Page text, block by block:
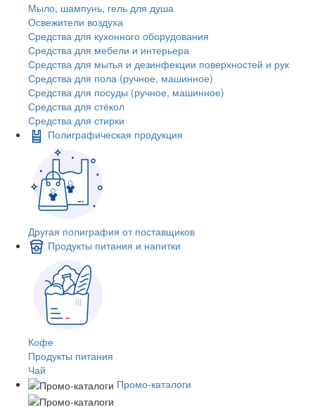
Мыло, шампунь, гель для душа
Освежители воздуха
Средства для кухонного оборудования
Средства для мебели и интерьера
Средства для мытья и дезинфекции поверхностей и рук
Средства для пола (ручное, машинное)
Средства для посуды (ручное, машинное)
Средства для стёкол
Средства для стирки
Полиграфическая продукция
Другая полиграфия от поставщиков
Продукты питания и напитки
Кофе
Продукты питания
Чай
Промо-каталоги